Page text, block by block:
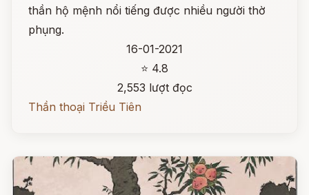
thần hộ mệnh nổi tiếng được nhiều người thờ
phụng.
16-01-2021
⭐ 4.8
2,553 lượt đọc
Thần thoại Triều Tiên